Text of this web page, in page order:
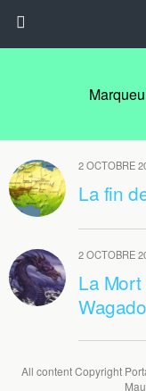
2 OCTOBRE
La fin
2 OCTOBRE
La
All content Copyright